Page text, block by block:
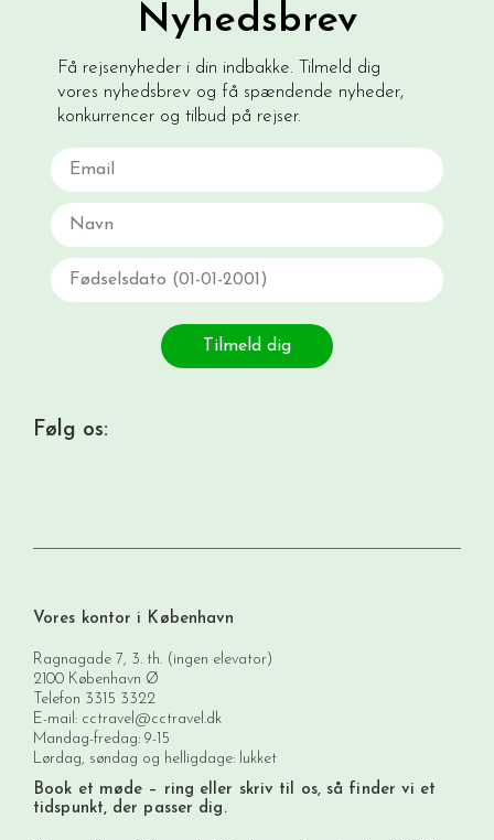
Nyhedsbrev
Få rejsenyheder i din indbakke. Tilmeld dig
vores nyhedsbrev og få spændende nyheder,
konkurrencer og tilbud på rejser.
Email
Navn
Fødselsdato
Tilmeld dig
Følg os:
Vores kontor i København
Ragnagade 7, 3. th. (ingen elevator)
2100 København Ø
Telefon 3315 3322
E-mail: cctravel@cctravel.dk
Mandag-fredag: 9-15
Lørdag, søndag og helligdage: lukket
Book et møde – ring eller skriv til os, så finder vi et
tidspunkt, der passer dig.